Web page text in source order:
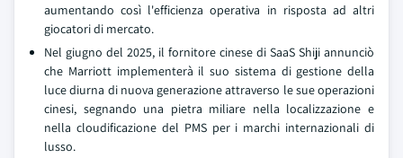
aumentando così l'efficienza operativa in risposta ad altri
giocatori di mercato.
Nel giugno del 2025, il fornitore cinese di SaaS Shiji annunciò
che Marriott implementerà il suo sistema di gestione della
luce diurna di nuova generazione attraverso le sue operazioni
cinesi, segnando una pietra miliare nella localizzazione e
nella cloudificazione del PMS per i marchi internazionali di
lusso.